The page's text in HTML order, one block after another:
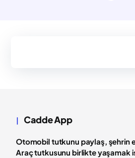
Cadde App
Otomobil tutkunu paylaş, şehrin
Araç tutkusunu birlikte yaşamak